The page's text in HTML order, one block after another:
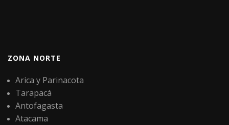
ZONA NORTE
Arica y Parinacota
Tarapacá
Antofagasta
Atacama